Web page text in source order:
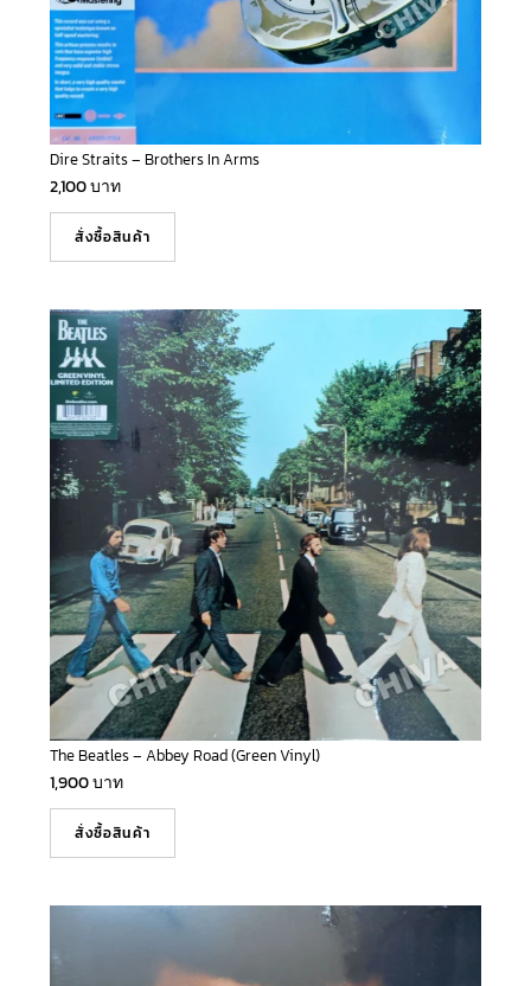
Dire Straits – Brothers In Arms
2,100บาท
สั่งซื้อสินค้า
The Beatles – Abbey Road (Green Vinyl)
1,900บาท
สั่งซื้อสินค้า